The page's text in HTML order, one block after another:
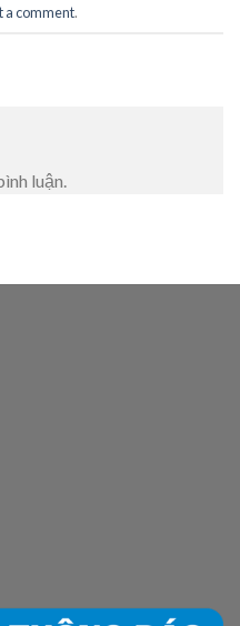
a comment.
luận.